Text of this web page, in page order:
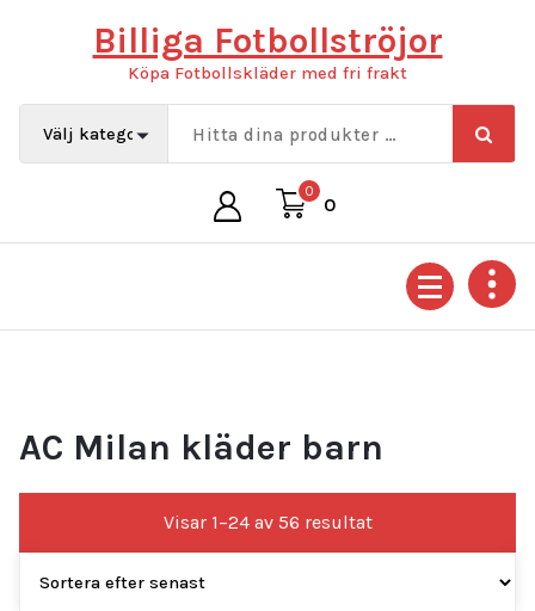
Billiga Fotbollströjor
Köpa Fotbollskläder med fri frakt
0
0
AC Milan kläder barn
Visar 1–24 av 56 resultatSortera
efter